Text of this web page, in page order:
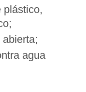
plástico,
agua